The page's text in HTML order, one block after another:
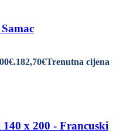
182,70€Trenutna cijena
x 200 - Francuski